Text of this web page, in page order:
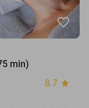
favorite_border
min)
8.7 star